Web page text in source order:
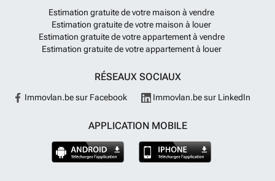
Estimation gratuite de votre maison à vendre
Estimation gratuite de votre maison à louer
Estimation gratuite de votre appartement à vendre
Estimation gratuite de votre appartement à louer
RÉSEAUX SOCIAUX
Immovlan.be sur Facebook Immovlan.be sur LinkedIn
APPLICATION MOBILE